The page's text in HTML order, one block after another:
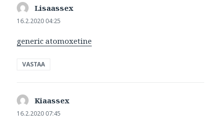
Lisaassex
16.2.2020 04:25
generic atomoxetine
VASTAA
Kiaassex
16.2.2020 07:45